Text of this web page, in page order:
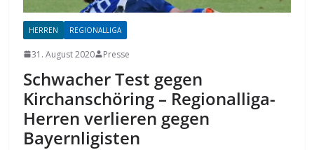
HERREN REGIONALLIGA
31. August 2020 Presse
Schwacher Test gegen
Kirchanschöring – Regionalliga-
Herren verlieren gegen
Bayernligisten